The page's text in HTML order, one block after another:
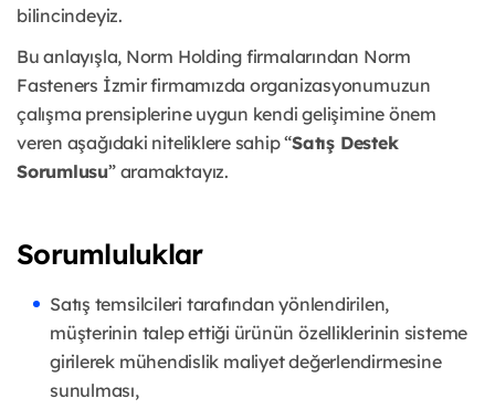
bilincindeyiz.
Bu anlayışla, Norm Holding firmalarından Norm
Fasteners İzmir firmamızda organizasyonumuzun
çalışma prensiplerine uygun kendi gelişimine önem
veren aşağıdaki niteliklere sahip “Satış Destek
Sorumlusu” aramaktayız.
Sorumluluklar
Satış temsilcileri tarafından yönlendirilen,
müşterinin talep ettiği ürünün özelliklerinin sisteme
girilerek mühendislik maliyet değerlendirmesine
sunulması,